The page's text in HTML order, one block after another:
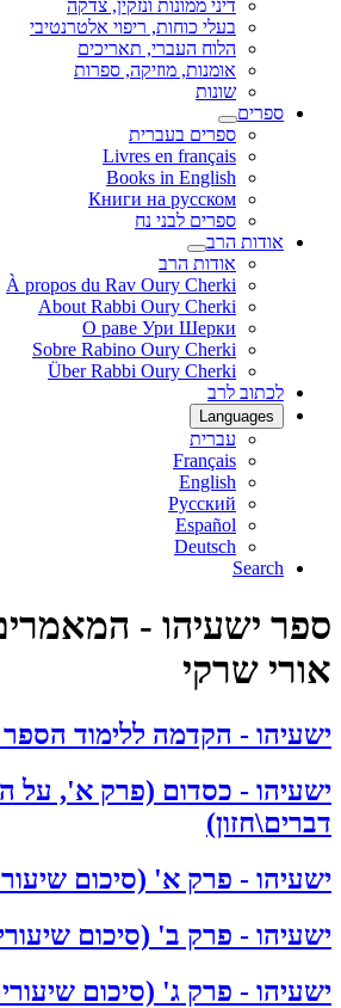
דיני ממונות ונזקין, צדקה
בעלי כוחות, ריפוי אלטרנטיבי
הלוח העברי, תאריכים
אומנות, מוזיקה, ספרות
שונות
ספרים
ספרים בעברית
Livres en français
Books in English
Книги на русском
ספרים לבני נח
אודות הרב
אודות הרב
À propos du Rav Oury Cherki
About Rabbi Oury Cherki
О раве Ури Шерки
Sobre Rabino Oury Cherki
Über Rabbi Oury Cherki
לכתוב לרב
Languages
עברית
Français
English
Русский
Español
Deutsch
Search
ספר ישעיהו -
אורי שרקי
ישעיהו - הקדמה ללימוד
ישעיהו - כסדום (פרק א', על
דברים\חזון)
ישעיהו - פרק א' (סיכום
ישעיהו - פרק ב' (סיכום
ישעיהו - פרק ג' (סיכום